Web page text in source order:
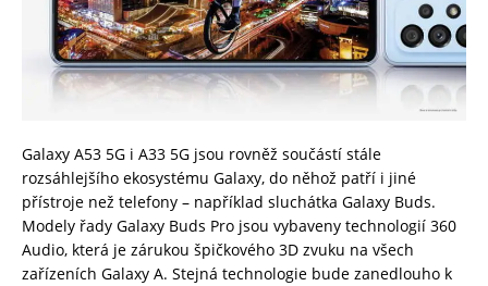
Galaxy A53 5G i A33 5G jsou rovněž součástí stále
rozsáhlejšího ekosystému Galaxy, do něhož patří i jiné
přístroje než telefony – například sluchátka Galaxy Buds.
Modely řady Galaxy Buds Pro jsou vybaveny technologií 360
Audio, která je zárukou špičkového 3D zvuku na všech
zařízeních Galaxy A. Stejná technologie bude zanedlouho k